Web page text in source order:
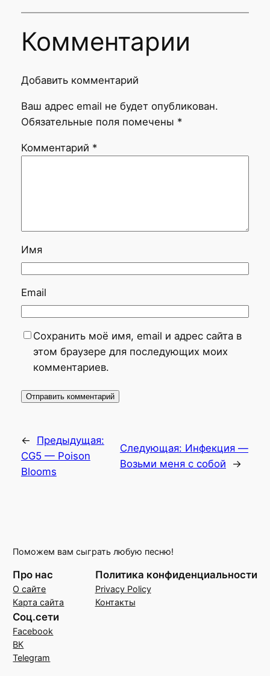
Комментарии
Добавить комментарий
Ваш адрес email не будет опубликован.
Обязательные поля помечены *
Комментарий *
Имя
Email
Сохранить моё имя, email и адрес сайта в
этом браузере для последующих моих
комментариев.
←
Предыдущая:
CG5 — Poison
Blooms
Следующая: Инфекция —
Возьми меня с собой
→
Поможем вам сыграть любую песню!
Про нас
О сайте
Карта сайта
Политика конфиденциальности
Privacy Policy
Контакты
Соц.сети
Facebook
ВК
Telegram